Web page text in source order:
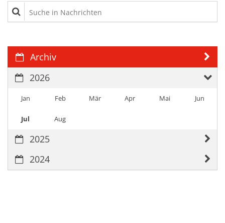
Suche in Nachrichten
Archiv
2026
Jan Feb Mär Apr Mai Jun
Jul Aug
2025
2024